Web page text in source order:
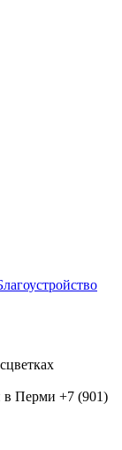
в Перми +7 (901)